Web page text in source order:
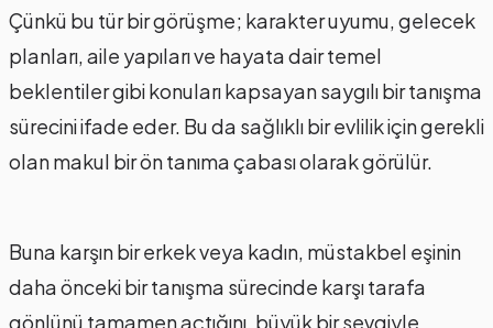
Çünkü bu tür bir görüşme; karakter uyumu, gelecek
planları, aile yapıları ve hayata dair temel
beklentiler gibi konuları kapsayan saygılı bir tanışma
sürecini ifade eder. Bu da sağlıklı bir evlilik için gerekli
olan makul bir ön tanıma çabası olarak görülür.
Buna karşın bir erkek veya kadın, müstakbel eşinin
daha önceki bir tanışma sürecinde karşı tarafa
gönlünü tamamen açtığını, büyük bir sevgiyle